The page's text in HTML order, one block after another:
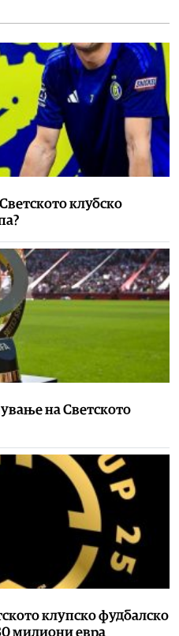
клубско
на Светското
клупско фудбалско
милиони евра